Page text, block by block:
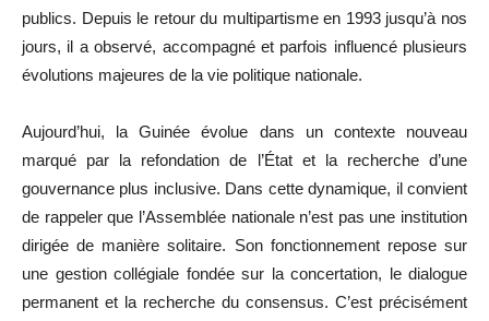
publics. Depuis le retour du multipartisme en 1993 jusqu’à nos
jours, il a observé, accompagné et parfois influencé plusieurs
évolutions majeures de la vie politique nationale.
Aujourd’hui, la Guinée évolue dans un contexte nouveau
marqué par la refondation de l’État et la recherche d’une
gouvernance plus inclusive. Dans cette dynamique, il convient
de rappeler que l’Assemblée nationale n’est pas une institution
dirigée de manière solitaire. Son fonctionnement repose sur
une gestion collégiale fondée sur la concertation, le dialogue
permanent et la recherche du consensus. C’est précisément